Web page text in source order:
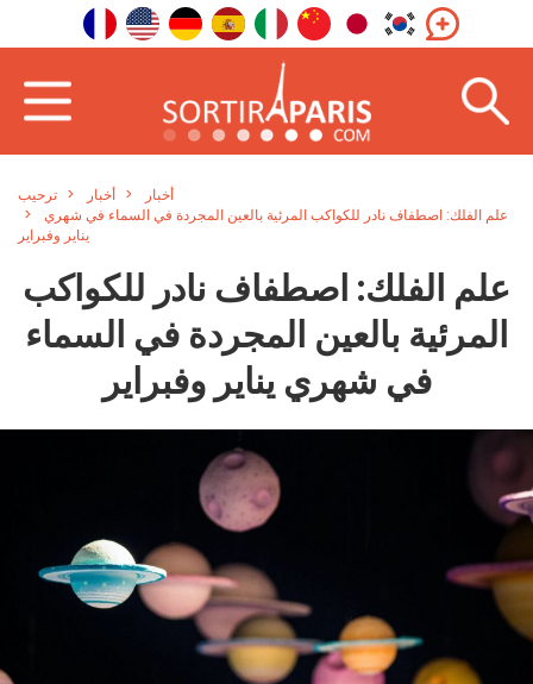
ترحيب أخبار
أخبار
علم الفلك: اصطفاف نادر للكواكب المرئية بالعين المجردة في السماء في شهري
يناير وفبراير
علم الفلك: اصطفاف نادر للكواكب
المرئية بالعين المجردة في السماء
في شهري يناير وفبراير